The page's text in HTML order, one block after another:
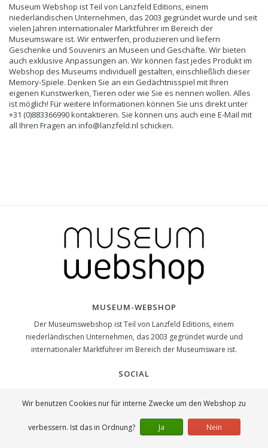
Museum Webshop ist Teil von Lanzfeld Editions, einem
niederländischen Unternehmen, das 2003 gegründet wurde und seit
vielen Jahren internationaler Marktführer im Bereich der
Museumsware ist. Wir entwerfen, produzieren und liefern
Geschenke und Souvenirs an Museen und Geschäfte. Wir bieten
auch exklusive Anpassungen an. Wir können fast jedes Produkt im
Webshop des Museums individuell gestalten, einschließlich dieser
Memory-Spiele. Denken Sie an ein Gedächtnisspiel mit Ihren
eigenen Kunstwerken, Tieren oder wie Sie es nennen wollen. Alles
ist möglich! Für weitere Informationen können Sie uns direkt unter
+31 (0)883366990 kontaktieren. Sie können uns auch eine E-Mail mit
all Ihren Fragen an info@lanzfeld.nl schicken.
MUSEUM-WEBSHOP
Der Museumswebshop ist Teil von Lanzfeld Editions, einem
niederländischen Unternehmen, das 2003 gegründet wurde und
internationaler Marktführer im Bereich der Museumsware ist.
SOCIAL
Wir benutzen Cookies nur für interne Zwecke um den Webshop zu
verbessern. Ist das in Ordnung? Ja Nein